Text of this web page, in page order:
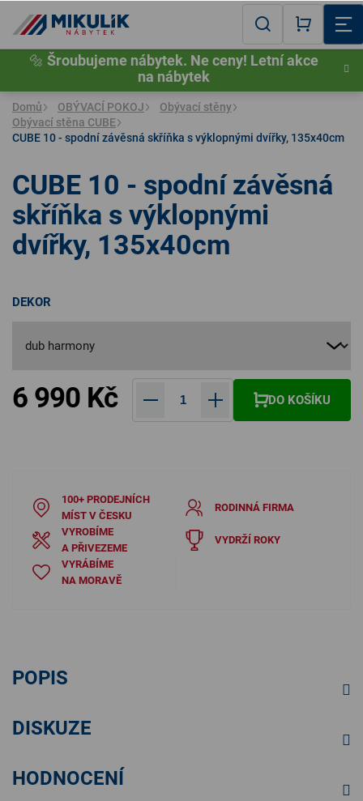
obsah
🔩 Šroubujeme nábytek. Ne ceny! Letní akce
na nábytek
KOŠÍK
Domů OBÝVACÍ POKOJ
Obývací stěny
Obývací stěna CUBE
CUBE 10 - spodní závěsná skříňka s výklopnými dvířky, 135x40cm
DEKOR
6 990 Kč DO KOŠÍKU
CUBE 10 - spodní závěsná
skříňka s výklopnými
dvířky, 135x40cm
100+ PRODEJNÍCH
MÍST V ČESKU
RODINNÁ FIRMA
VYROBÍME
A PŘIVEZEME
VYDRŽÍ ROKY
VYRÁBÍME
NA MORAVĚ
POPIS
DISKUZE
HODNOCENÍ